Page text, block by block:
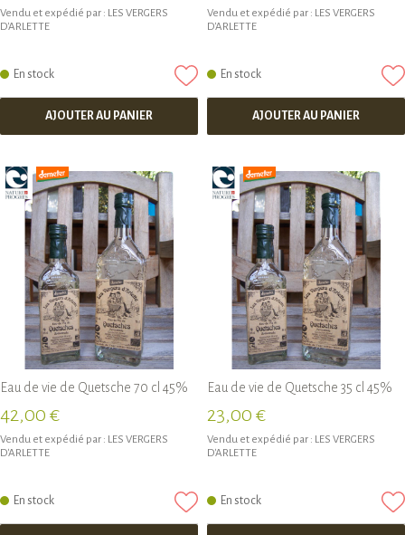
Vendu et expédié par : LES VERGERS
D'ARLETTE
En stock
AJOUTER AU PANIER
Vendu et expédié par : LES VERGERS
D'ARLETTE
En stock
AJOUTER AU PANIER
Eau de vie de Quetsche 70 cl 45%
42,00 €
Vendu et expédié par : LES VERGERS
D'ARLETTE
En stock
Eau de vie de Quetsche 35 cl 45%
23,00 €
Vendu et expédié par : LES VERGERS
D'ARLETTE
En stock